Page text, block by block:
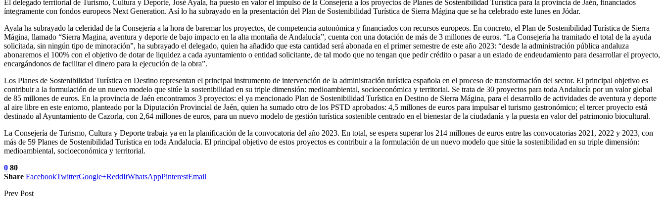
El delegado territorial de Turismo, Cultura y Deporte, José Ayala, ha puesto en valor el impulso de la Consejería a los proyectos de Planes de Sostenibilidad Turística para la provincia de Jaén, financiados
íntegramente con fondos europeos Next Generation. Así lo ha subrayado en la presentación del Plan de Sostenibilidad Turística de Sierra Mágina que se ha celebrado este lunes en Jódar.
Ayala ha subrayado la celeridad de la Consejería a la hora de baremar los proyectos, de competencia autonómica y financiados con recursos europeos. En concreto, el Plan de Sostenibilidad Turística de Sierra
Mágina, llamado “Sierra Magina, aventura y deporte de bajo impacto en la alta montaña de Andalucía”, cuenta con una dotación de más de 3 millones de euros. “La Consejería ha tramitado el total de la ayuda
solicitada, sin ningún tipo de minoración”, ha subrayado el delegado, quien ha añadido que esta cantidad será abonada en el primer semestre de este año 2023: “desde la administración pública andaluza
abonaremos el 100% con el objetivo de dotar de liquidez a cada ayuntamiento o entidad solicitante, de tal modo que no tengan que pedir crédito o pasar a un estado de endeudamiento para desarrollar el proyecto,
encargándonos de facilitar el dinero para la ejecución de la obra”.
Los Planes de Sostenibilidad Turística en Destino representan el principal instrumento de intervención de la administración turística española en el proceso de transformación del sector. El principal objetivo es
contribuir a la formulación de un nuevo modelo que sitúe la sostenibilidad en su triple dimensión: medioambiental, socioeconómica y territorial. Se trata de 30 proyectos para toda Andalucía por un valor global
de 85 millones de euros. En la provincia de Jaén encontramos 3 proyectos: el ya mencionado Plan de Sostenibilidad Turística en Destino de Sierra Mágina, para el desarrollo de actividades de aventura y deporte
al aire libre en este entorno, planteado por la Diputación Provincial de Jaén, quien ha sumado otro de los PSTD aprobados: 4,5 millones de euros para impulsar el turismo gastronómico; el tercer proyecto está
destinado al Ayuntamiento de Cazorla, con 2,64 millones de euros, para un nuevo modelo de gestión turística sostenible centrado en el bienestar de la ciudadanía y la puesta en valor del patrimonio biocultural.
La Consejería de Turismo, Cultura y Deporte trabaja ya en la planificación de la convocatoria del año 2023. En total, se espera superar los 214 millones de euros entre las convocatorias 2021, 2022 y 2023, con
más de 59 Planes de Sostenibilidad Turística en toda Andalucía. El principal objetivo de estos proyectos es contribuir a la formulación de un nuevo modelo que sitúe la sostenibilidad en su triple dimensión:
medioambiental, socioeconómica y territorial.
0 80
Share FacebookTwitterGoogle+ReddItWhatsAppPinterestEmail
Prev Post